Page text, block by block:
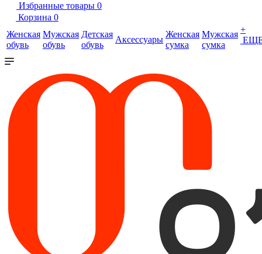
Избранные товары 0
Корзина 0
Женская
обувь
Мужская
обувь
Детская
обувь
Аксессуары
Женская
сумка
Мужская
сумка
+